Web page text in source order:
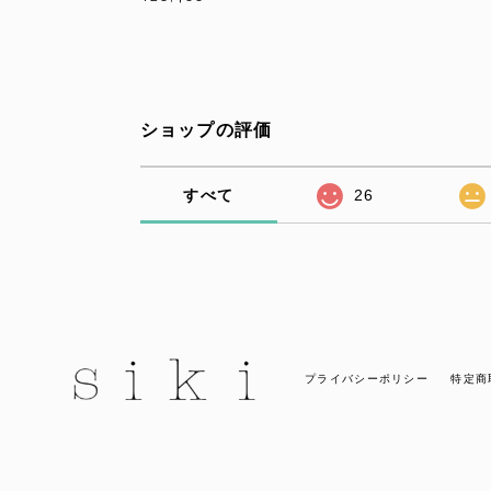
ショップの評価
すべて 26
プライバシーポリシー 特定商